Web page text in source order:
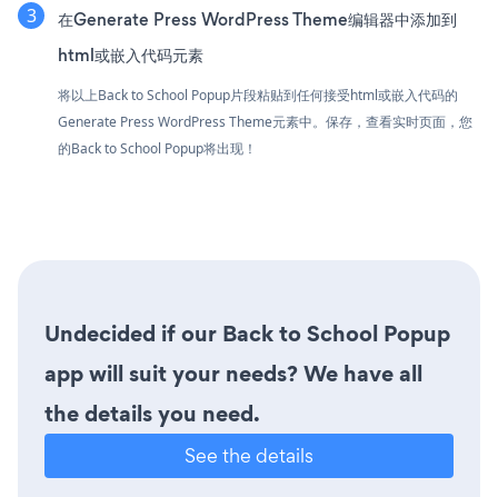
在Generate Press WordPress Theme编辑器中添加到
html或嵌入代码元素
将以上Back to School Popup片段粘贴到任何接受html或嵌入代码的
Generate Press WordPress Theme元素中。保存，查看实时页面，您
的Back to School Popup将出现！
Undecided if our Back to School Popup
app will suit your needs? We have all
the details you need.
See the details